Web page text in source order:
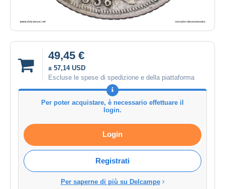
49,45 €
± 57,14 USD
Escluse le spese di spedizione e della piattaforma
Per poter acquistare, è necessario effettuare il
login.
Login
Registrati
Per saperne di più su Delcampe